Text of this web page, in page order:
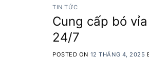
TIN TỨC
Cung cấp bó
24/7
POSTED ON 12 THÁNG 4, 2025